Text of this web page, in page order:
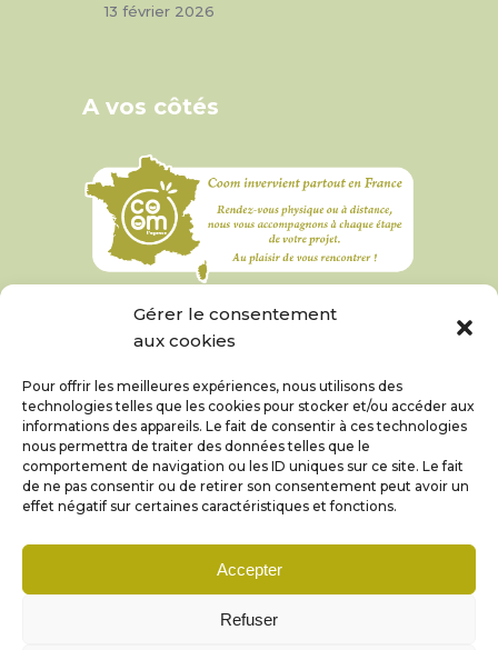
Gérer le consentement
aux cookies
Pour offrir les meilleures expériences, nous utilisons des
technologies telles que les cookies pour stocker et/ou accéder aux
informations des appareils. Le fait de consentir à ces technologies
nous permettra de traiter des données telles que le
comportement de navigation ou les ID uniques sur ce site. Le fait
de ne pas consentir ou de retirer son consentement peut avoir un
effet négatif sur certaines caractéristiques et fonctions.
Accepter
Refuser
13 février 2026
A vos côtés
© Coom 2019 – 2026 |Mentions légales et
protection des données